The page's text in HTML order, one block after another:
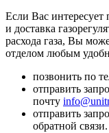
Если Вас интересует
и доставка
расхода газа, Вы
отделом любым
позвонить по
отправить
почту
отправить
обратной связи.